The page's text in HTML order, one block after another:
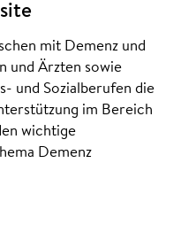
mit Demenz und
und Ärzten sowie
und Sozialberufen die
im Bereich
wichtige
Demenz